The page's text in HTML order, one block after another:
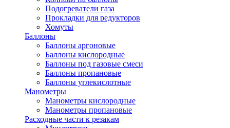
Подогреватели газа
Прокладки для редукторов
Хомуты
Баллоны
Баллоны аргоновые
Баллоны кислородные
Баллоны под газовые смеси
Баллоны пропановые
Баллоны углекислотные
Манометры
Манометры кислородные
Манометры пропановые
Расходные части к резакам